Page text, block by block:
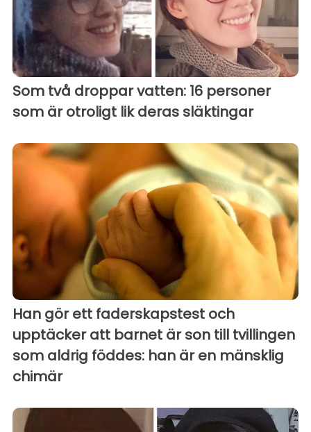
Som två droppar vatten: 16 personer
som är otroligt lik deras släktingar
Han gör ett faderskapstest och
upptäcker att barnet är son till tvillingen
som aldrig föddes: han är en mänsklig
chimär